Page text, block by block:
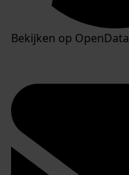
Bekijken op OpenData